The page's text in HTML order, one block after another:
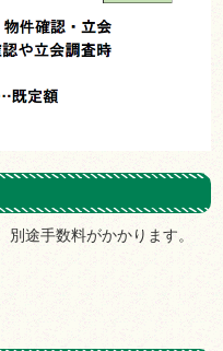
途手数料がかかります。